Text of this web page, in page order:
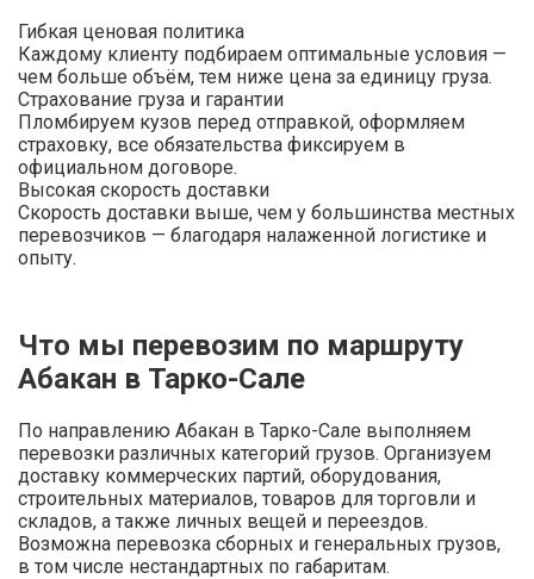
Гибкая ценовая политика
Каждому клиенту подбираем оптимальные условия —
чем больше объём, тем ниже цена за единицу груза.
Страхование груза и гарантии
Пломбируем кузов перед отправкой, оформляем
страховку, все обязательства фиксируем в
официальном договоре.
Высокая скорость доставки
Скорость доставки выше, чем у большинства местных
перевозчиков — благодаря налаженной логистике и
опыту.
Что мы перевозим по маршруту
Абакан в Тарко-Сале
По направлению Абакан в Тарко-Сале выполняем
перевозки различных категорий грузов. Организуем
доставку коммерческих партий, оборудования,
строительных материалов, товаров для торговли и
складов, а также личных вещей и переездов.
Возможна перевозка сборных и генеральных грузов,
в том числе нестандартных по габаритам.